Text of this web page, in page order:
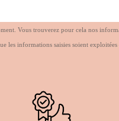
Vous trouverez pour cela nos
les informations saisies soient